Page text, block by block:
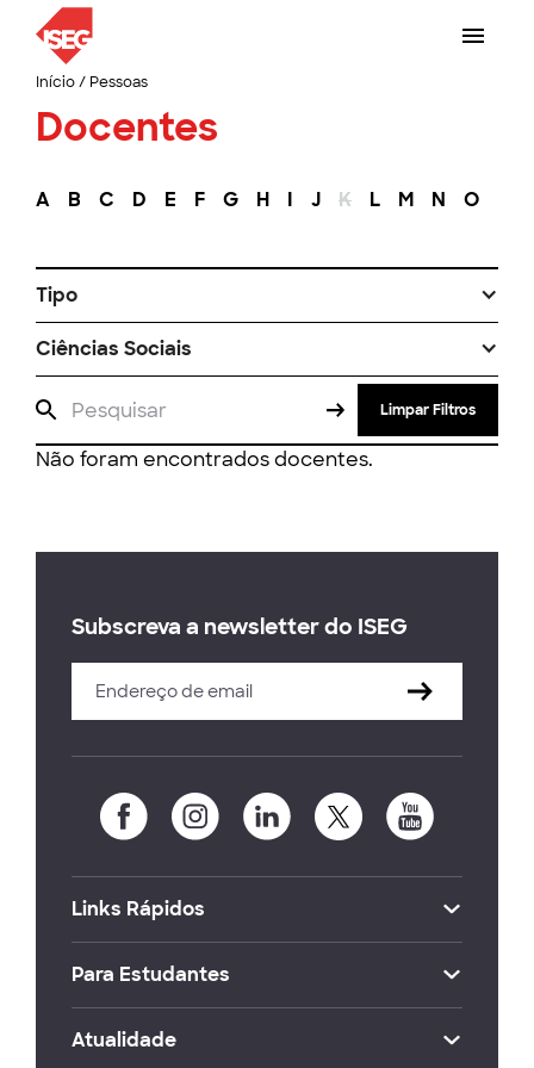
Início/ Pessoas
Docentes
A B C D E F G H I J K L M N O
Tipo
Ciências Sociais
Limpar Filtros
Não foram encontrados docentes.
Subscreva a newsletter do ISEG
Links Rápidos
Para Estudantes
Atualidade